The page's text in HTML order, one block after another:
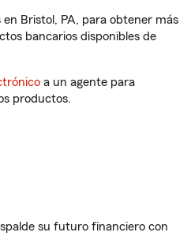
Bristol, PA, para obtener más
bancarios disponibles de
a un agente para
productos.
su futuro financiero con